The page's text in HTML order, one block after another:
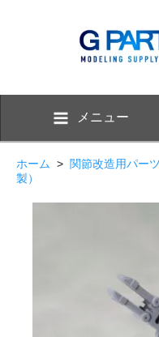
メニュー
ホーム > 関節改造用パー
製）